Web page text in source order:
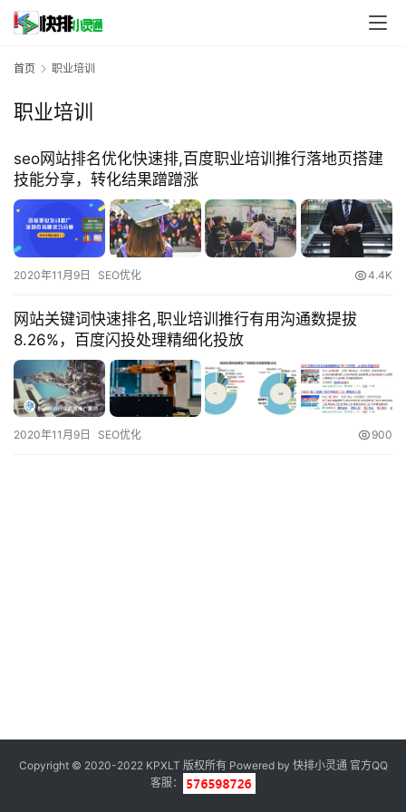
首页 职业培训
职业培训
seo网站排名优化快速排,百度职业培训推行落地页搭建
技能分享，转化结果蹭蹭涨
2020年11月9日 SEO优化 4.4K
网站关键词快速排名,职业培训推行有用沟通数提拔
8.26%，百度闪投处理精细化投放
2020年11月9日 SEO优化 900
Copyright © 2020-2022 KPXLT 版权所有 Powered by 快排小灵通 官方QQ
客服：